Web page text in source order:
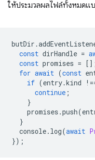
ให้ประมวลผลไฟล์ทั้งหมดแ
butDir .
const dirHandle =
const promises =
for await (const
if (entry.kind
continue ;
}
promises .push(
}
console. log(await
});